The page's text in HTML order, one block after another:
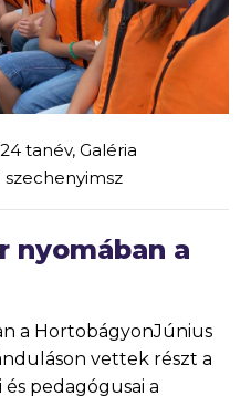
tanév, Galéria
szechenyimsz
nyomában a
a HortobágyonJúnius
vettek részt a
és pedagógusai a